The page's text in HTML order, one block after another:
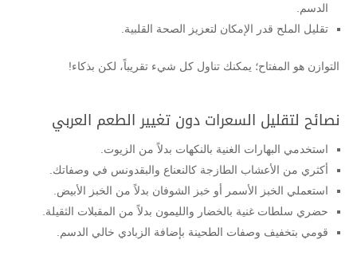
الدسم.
تقليل الملح قدر الإمكان لتعزيز الصحة القلبية.
التوازن هو المفتاح؛ يمكنك تناول كل شيء تقريباً، لكن بذكاء!
نصائح لتقليل السعرات دون تغيير الطعم العربي
استخدمي البهارات الغنية بالنكهات بدلاً من الزيوت.
أكثري من الأعشاب الطازجة كالنعناع والبقدونس في وصفاتك.
استعملي الخبز الأسمر أو خبز الشوفان بدلاً من الخبز الأبيض.
حضري سلطات غنية بالخضار والليمون بدلاً من المقبلات الثقيلة.
قومي بتخفيف وصفات الطحينة بإضافة الزبادي خالي الدسم.